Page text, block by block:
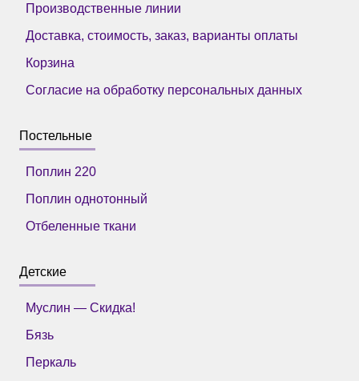
Производственные линии
Доставка, стоимость, заказ, варианты оплаты
Корзина
Согласие на обработку персональных данных
Постельные
Поплин 220
Поплин однотонный
Отбеленные ткани
Детские
Муслин — Скидка!
Бязь
Перкаль